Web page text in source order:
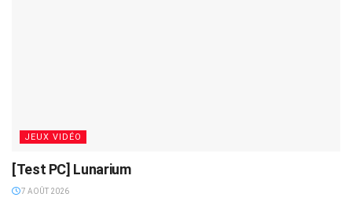
JEUX VIDÉO
[Test PC] Lunarium
7 AOÛT 2026